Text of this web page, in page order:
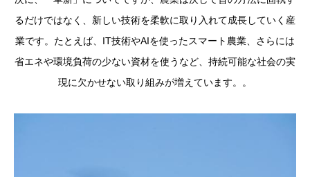
るだけではなく、新しい技術を柔軟に取り入れて成長していく産
業です。たとえば、IT技術やAIを使ったスマート農業、さらには
省エネや環境負荷の少ない資材を使うなど、持続可能な社会の実
現に欠かせない取り組みが増えています。。